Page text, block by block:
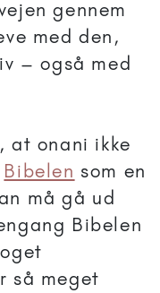
gennem
med den,
– også med
at onani ikke
Bibelen som en
må gå ud
Bibelen
så meget